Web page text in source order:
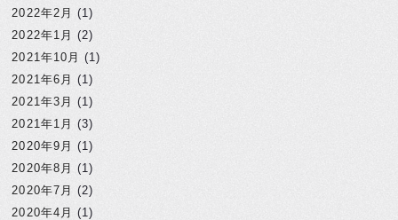
2022年2月 (1)
2022年1月 (2)
2021年10月 (1)
2021年6月 (1)
2021年3月 (1)
2021年1月 (3)
2020年9月 (1)
2020年8月 (1)
2020年7月 (2)
2020年4月 (1)